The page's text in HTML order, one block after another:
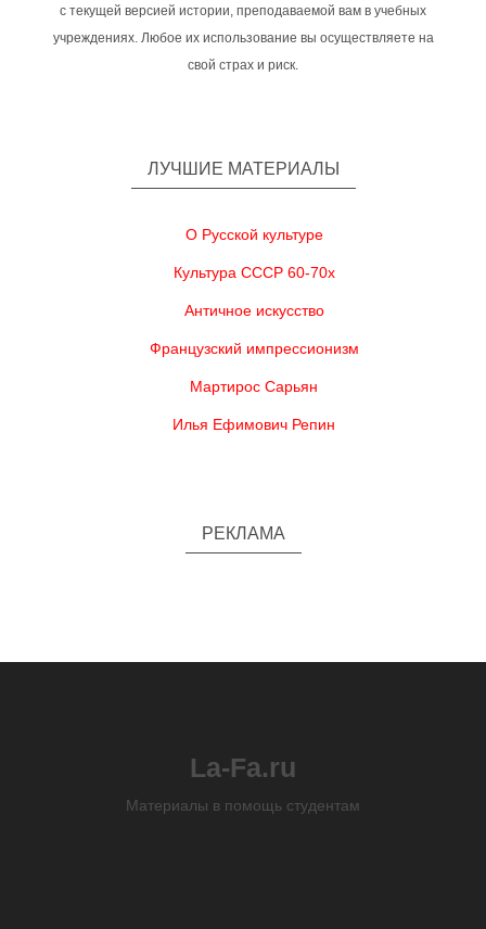
с текущей версией истории, преподаваемой вам в учебных
учреждениях. Любое их использование вы осуществляете на
свой страх и риск.
ЛУЧШИЕ МАТЕРИАЛЫ
О Русской культуре
Культура СССР 60-70х
Античное искусство
Французский импрессионизм
Мартирос Сарьян
Илья Ефимович Репин
РЕКЛАМА
La-Fa.ru
Материалы в помощь студентам